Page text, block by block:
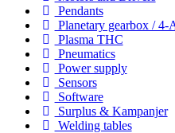
Pendants
Planetary gearbox / 4-
Plasma THC
Pneumatics
Power supply
Sensors
Software
Surplus & Kampanjer
Welding tables